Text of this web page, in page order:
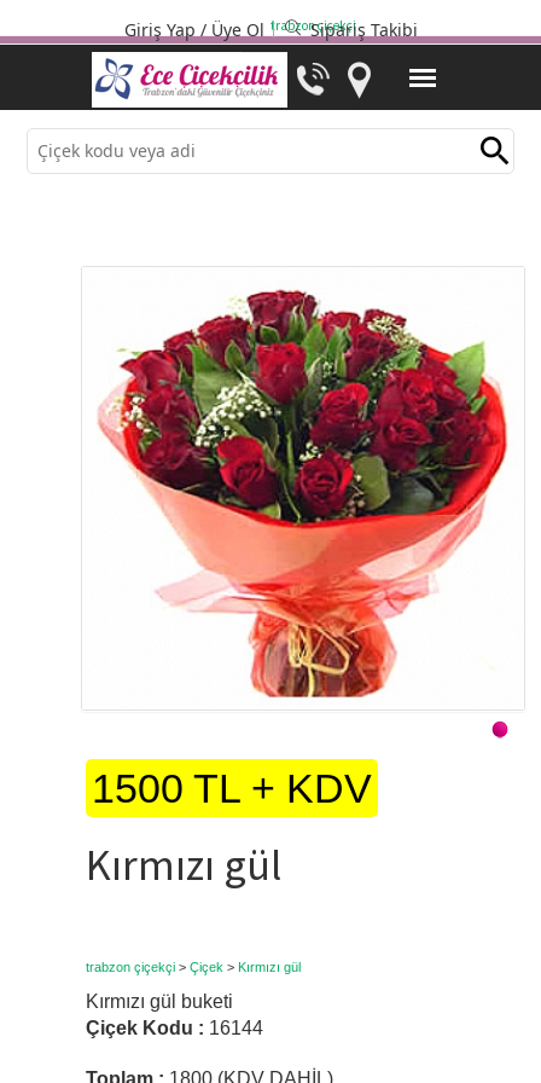
trabzon çiçekçi
Giriş Yap / Üye Ol Sipariş Takibi
1500 TL + KDV
Kırmızı gül
trabzon çiçekçi > Çiçek > Kırmızı gül
Kırmızı gül buketi
Çiçek Kodu : 16144
Toplam : 1800 (KDV DAHİL)